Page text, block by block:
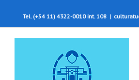
Tel. (+54 11) 4322-0010 int. 108 |